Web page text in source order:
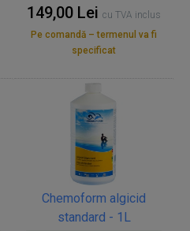
149,00 Lei cu TVA inclus
Pe comandă – termenul va fi
specificat
Chemoform algicid
standard - 1L